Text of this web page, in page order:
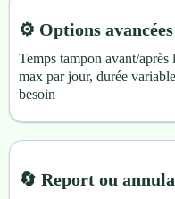
⚙️ Options avancées
Temps tampon avant/
max par jour, durée
besoin
🔄 Report ou